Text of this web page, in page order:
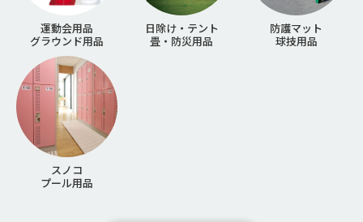
運動会用品
グラウンド用品
日除け・テント
畳・防災用品
防護マット
球技用品
スノコ
プール用品